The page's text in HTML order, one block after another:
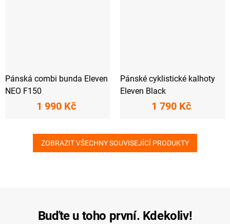
Pánská combi bunda Eleven
NEO F150
1 990 Kč
Pánské cyklistické kalhoty
Eleven Black
1 790 Kč
ZOBRAZIT VŠECHNY SOUVISEJÍCÍ PRODUKTY
Buďte u toho první. Kdekoliv!